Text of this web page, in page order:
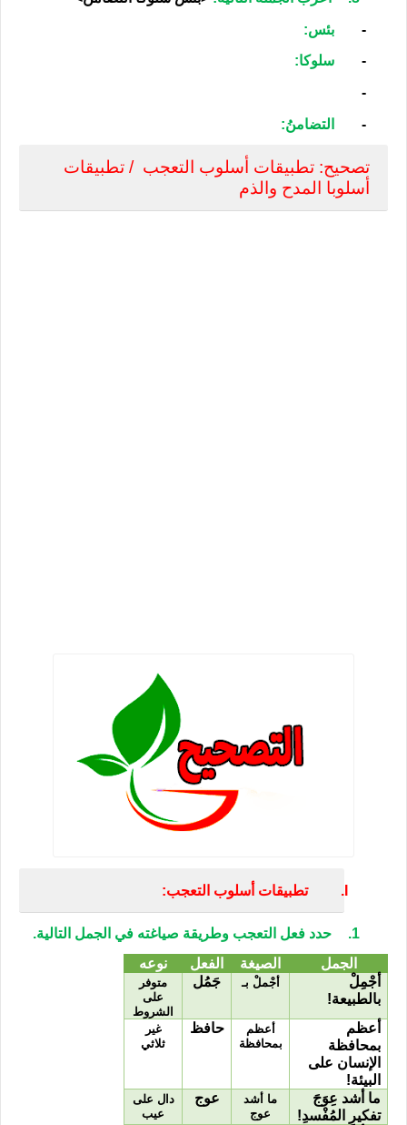
- بئس:
- سلوكا:
-
- التضامنُ:
تصحيح: تطبيقات أسلوب التعجب / تطبيقات
أسلوبا المدح والذم
تطبيقات أسلوب التعجب:
1.
حدد فعل التعجب وطريقة صياغته في الجمل التالية.
الجمل
الصيغة الفعل
نوعه
أجْمِلْ
بالطبيعة!
أجْملْ بـ جَمُل
متوفر
على
الشروط
أعظم
بمحافظة
الإنسان على
البيئة!
أعظم
بمحافظة
حافظ
غير
ثلاثي
ما أشد عِوَجَ
تفكيرِ المُفْسدِ!
ما أشد
عوج
عوج
دال على
عيب